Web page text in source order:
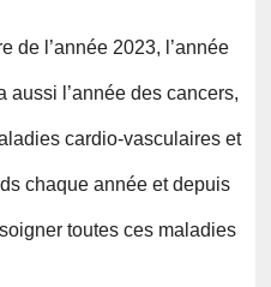
de l’année 2023, l’année
aussi l’année des cancers,
cardio-vasculaires et
chaque année et depuis
toutes ces maladies